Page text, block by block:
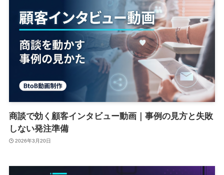
商談で効く顧客インタビュー動画｜事例の見方と失敗
しない発注準備
2026年3月20日